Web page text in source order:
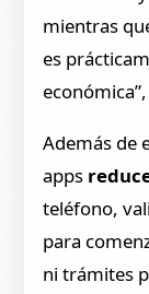
mientras
es
Además de
apps
teléfono,
para
ni trámites